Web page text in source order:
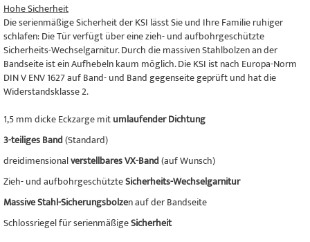
Hohe Sicherheit
Die serienmäßige Sicherheit der KSI lässt Sie und Ihre Familie ruhiger
schlafen: Die Tür verfügt über eine zieh- und aufbohrgeschützte
Sicherheits-Wechselgarnitur. Durch die massiven Stahlbolzen an der
Bandseite ist ein Aufhebeln kaum möglich. Die KSI ist nach Europa-Norm
DIN V ENV 1627 auf Band- und Band gegenseite geprüft und hat die
Widerstandsklasse 2.
1,5 mm dicke Eckzarge mitumlaufender Dichtung
3-teiliges Band(Standard)
dreidimensionalverstellbares VX-Band(auf Wunsch)
Zieh- und aufbohrgeschützteSicherheits-Wechselgarnitur
Massive Stahl-Sicherungsbolzen auf der Bandseite
Schlossriegel für serienmäßigeSicherheit